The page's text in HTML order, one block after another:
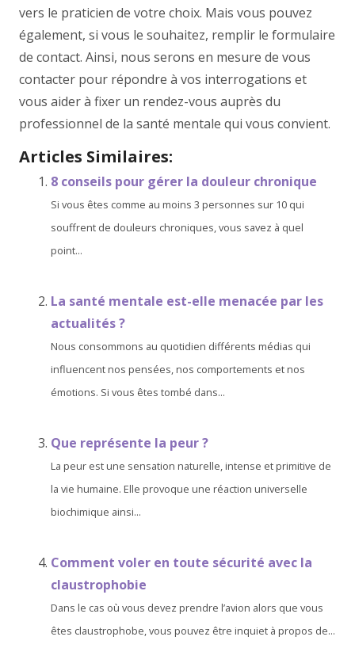
vers le praticien de votre choix. Mais vous pouvez
également, si vous le souhaitez, remplir le formulaire
de contact. Ainsi, nous serons en mesure de vous
contacter pour répondre à vos interrogations et
vous aider à fixer un rendez-vous auprès du
professionnel de la santé mentale qui vous convient.
Articles Similaires:
8 conseils pour gérer la douleur chronique
Si vous êtes comme au moins 3 personnes sur 10 qui
souffrent de douleurs chroniques, vous savez à quel
point...
La santé mentale est-elle menacée par les
actualités ?
Nous consommons au quotidien différents médias qui
influencent nos pensées, nos comportements et nos
émotions. Si vous êtes tombé dans...
Que représente la peur ?
La peur est une sensation naturelle, intense et primitive de
la vie humaine. Elle provoque une réaction universelle
biochimique ainsi...
Comment voler en toute sécurité avec la
claustrophobie
Dans le cas où vous devez prendre l’avion alors que vous
êtes claustrophobe, vous pouvez être inquiet à propos de...